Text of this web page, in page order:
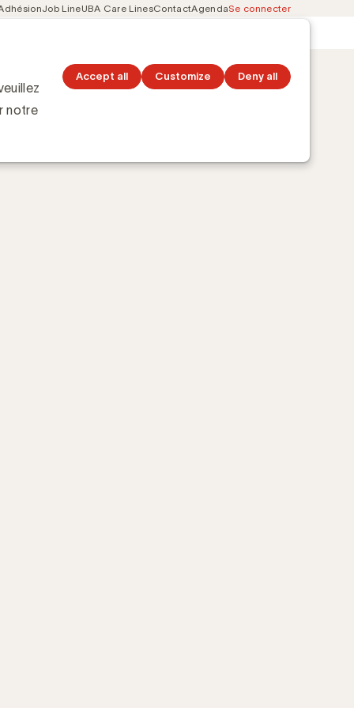
notre
Accept all Customize Deny all
Job LineUBA Care LinesContactAgendaSe connecter